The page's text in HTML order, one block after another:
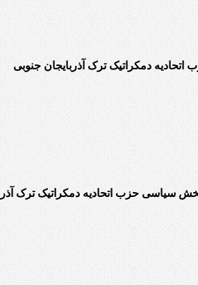
اتحادیه دمکراتیک ترک آذربایجان جنوبی
سیاسی حزب اتحادیه دمکراتیک ترک